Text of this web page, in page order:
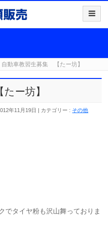
自動車教習生募集 【たー坊】
ー坊】
年11月19日 カテゴリー : その他
でタイヤ粉も沢山舞っておりま